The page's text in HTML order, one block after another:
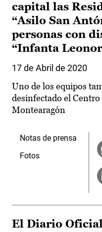
capital las
“Asilo San
personas con
“Infanta
17 de Abril de 2020
Uno de los equipos
desinfectado el
Montearagón
Notas de prensa
Fotos
El Diario